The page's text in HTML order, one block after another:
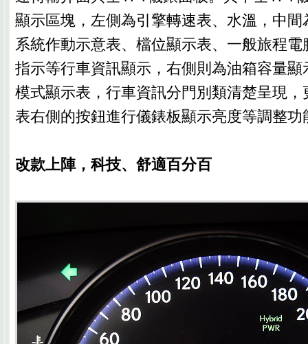
顯示區塊，左側為引擎轉速表、水溫，中間
系統作動示意表、檔位顯示表、一般旅程
指示等行車資訊顯示，右側則為油箱容量
模式顯示表，行車資訊分門別類清楚呈現
表右側的按鈕進行儀錶板顯示亮度等調整功
改款上陣，科技、舒適百分百